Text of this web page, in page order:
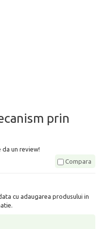
prin
da un review!
Compara
cu adaugarea produsului in